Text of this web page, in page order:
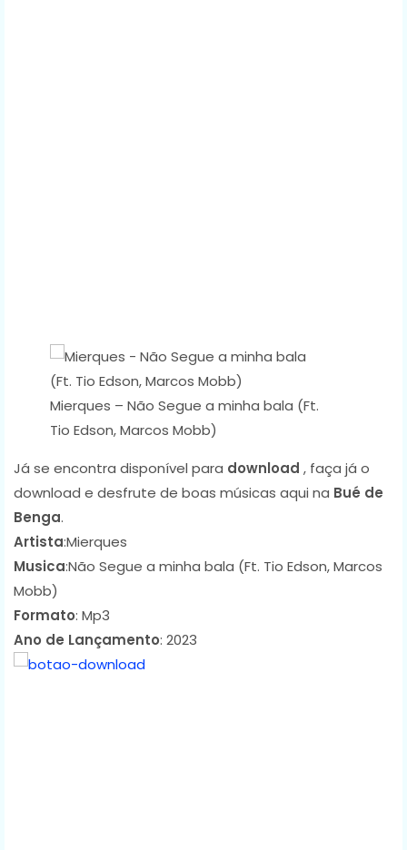
Mierques – Não Segue a minha bala (Ft.
Tio Edson, Marcos Mobb)
Já se encontra disponível para download , faça já o
download e desfrute de boas músicas aqui na Bué de
Benga.
Artista:Mierques
Musica:Não Segue a minha bala (Ft. Tio Edson, Marcos
Mobb)
Formato: Mp3
Ano de Lançamento: 2023